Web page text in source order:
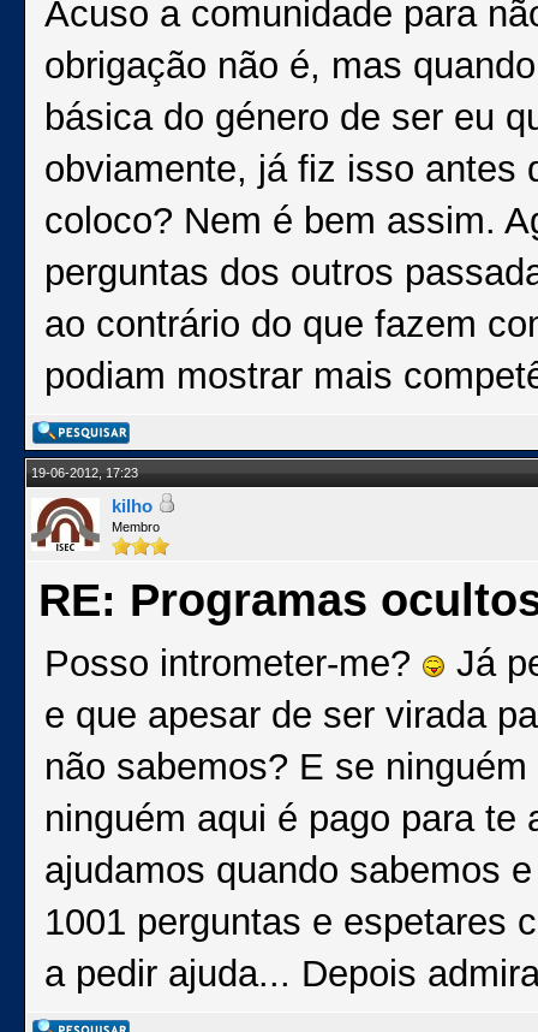
Acuso a comunidade para
obrigação não é, mas
básica do género de ser eu
obviamente, já fiz isso antes
coloco? Nem é bem assim.
perguntas dos outros
ao contrário do que fazem
podiam mostrar mais
19-06-2012, 17:23
kilho
Membro
RE: Programas
Posso intrometer-me?
Já
e que apesar de ser virada
não sabemos? E se
ninguém aqui é pago para
ajudamos quando sabemos
1001 perguntas e espetares
a pedir ajuda... Depois